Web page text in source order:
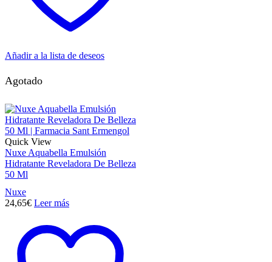
Añadir a la lista de deseos
Agotado
Quick View
Nuxe Aquabella Emulsión
Hidratante Reveladora De Belleza
50 Ml
Nuxe
24,65€ Leer más